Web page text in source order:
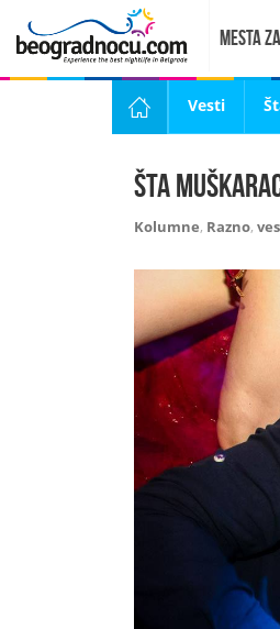
MESTA
Vesti
Šta
Kolumne, Razno,